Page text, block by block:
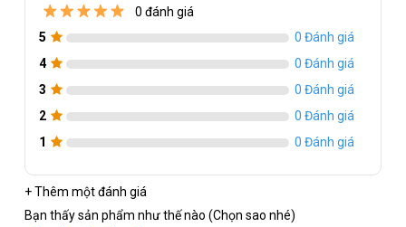
0 đánh giá
5
0 Đánh giá
4
0 Đánh giá
3
0 Đánh giá
2
0 Đánh giá
1
0 Đánh giá
+ Thêm một đánh giá
Bạn thấy sản phẩm như thế nào (Chọn sao nhé)